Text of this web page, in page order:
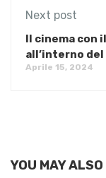
Next post
Il cinema con
all’interno
Aprile 15, 2024
YOU MAY